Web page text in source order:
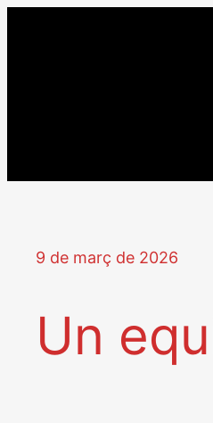
9 de març de 2026
Un